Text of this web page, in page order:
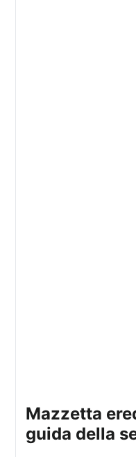
mazzetta eredita il timone:
guida della